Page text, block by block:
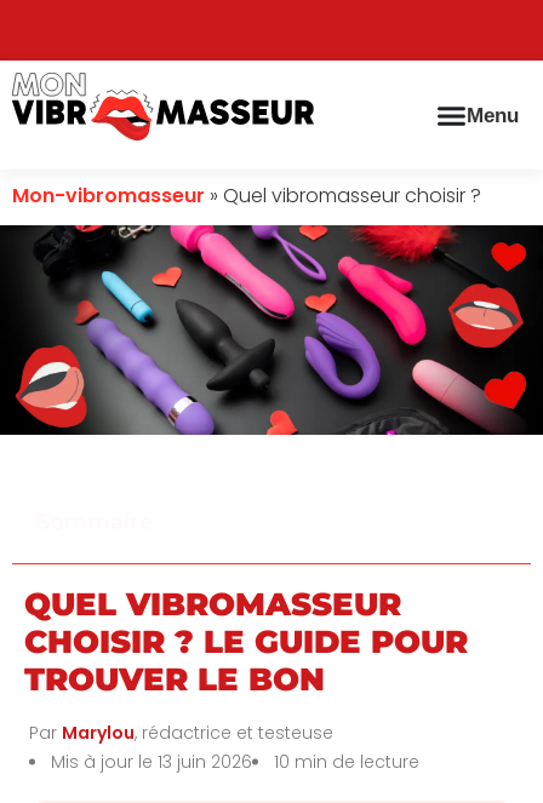
Menu
Mon-vibromasseur » Quel vibromasseur choisir ?
QUEL VIBROMASSEUR
CHOISIR ? LE GUIDE POUR
TROUVER LE BON
Par Marylou, rédactrice et testeuse
Mis à jour le 13 juin 2026
10 min de lecture